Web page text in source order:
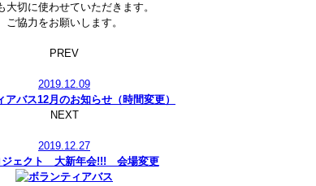
大切に使わせていただきます。
ご協力をお願いします。
PREV
2019.12.09
アバス12月のお知らせ（時間変更）
NEXT
2019.12.27
ジェクト 大新年会!!! 会場変更